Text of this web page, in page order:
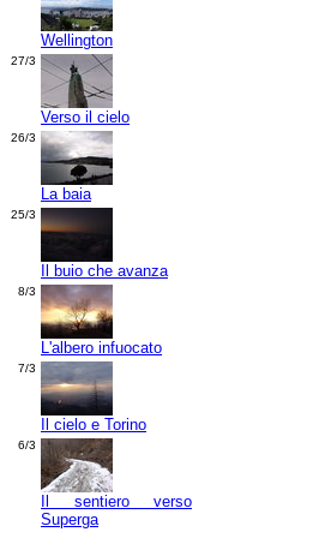
Wellington
27/3
Verso il cielo
26/3
La baia
25/3
Il buio che avanza
8/3
L'albero infuocato
7/3
Il cielo e Torino
6/3
Il sentiero verso
Superga